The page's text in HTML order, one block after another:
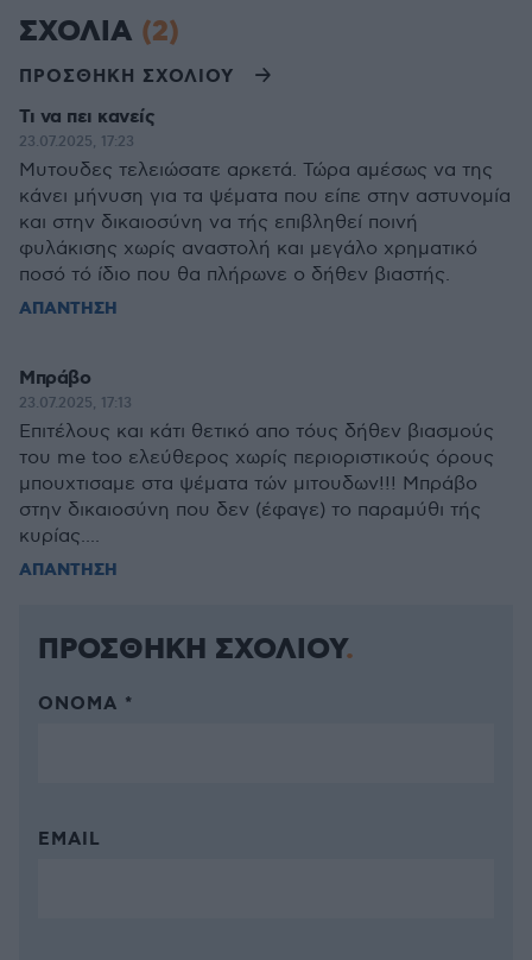
ΣΧΟΛΙΑ (2)
ΠΡΟΣΘΗΚΗ ΣΧΟΛΙΟΥ
Τι να πει κανείς
23.07.2025, 17:23
Μυτουδες τελειώσατε αρκετά. Τώρα αμέσως να της
κάνει μήνυση για τα ψέματα που είπε στην αστυνομία
και στην δικαιοσύνη να τής επιβληθεί ποινή
φυλάκισης χωρίς αναστολή και μεγάλο χρηματικό
ποσό τό ίδιο που θα πλήρωνε ο δήθεν βιαστής.
ΑΠΑΝΤΗΣΗ
Μπράβο
23.07.2025, 17:13
Επιτέλους και κάτι θετικό απο τόυς δήθεν βιασμούς
του me too ελεύθερος χωρίς περιοριστικούς όρους
μπουχτισαμε στα ψέματα τών μιτουδων!!! Μπράβο
στην δικαιοσύνη που δεν (έφαγε) το παραμύθι τής
κυρίας....
ΑΠΑΝΤΗΣΗ
ΠΡΟΣΘΗΚΗ ΣΧΟΛΙΟΥ
ΌΝΟΜΑ *
EMAIL